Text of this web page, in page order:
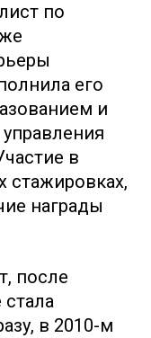
по
его
и
в
стажировках,
награды
после
в 2010-м